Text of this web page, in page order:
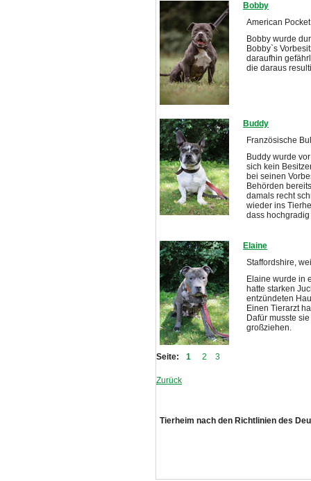
Bobby
American
Bobby wurde
Bobby`s
daraufhin
die daraus
Buddy
Französische
Buddy wurde
sich kein
bei seinen
Behörden
damals recht
wieder ins
dass
Elaine
Staffordshire,
Elaine wurde in
hatte starken
entzündeten
Einen Tierarzt
Dafür musste
großziehen.
Seite: 1 2 3
Zurück
Tierheim nach den Richtlinien des